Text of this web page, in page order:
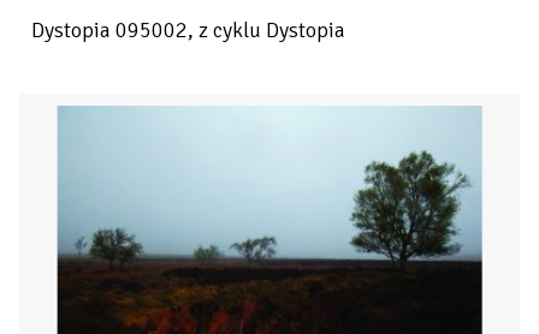
Dystopia 095002, z cyklu Dystopia